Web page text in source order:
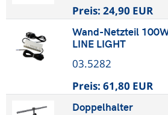
Preis: 24,90 EUR
Wand-Netzteil
LINE LIGHT
03.5282
Preis: 61,80 EUR
Doppelhalter